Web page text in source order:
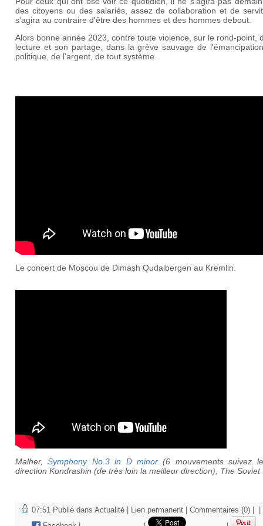
des citoyens ou des salariés, assez de collaboration et de
s'agira au contraire d'être des hommes et des hommes debout.
Alors bonne année 2023, contre toute violence, sur le rond-point,
lecture et son partage, dans la grève sauvage de
politique, de l'argent, de tout système.
Le concert de Moscou de Dimash Qudaibergen au Kremlin.
Malher,Symphony No.3 in D minor (6 mouvements suivez
direction Kondrashin (de très loin la meilleur direction), The Soviet
07:51 Publié dans Actualité Lien permanent Commentaires (0)